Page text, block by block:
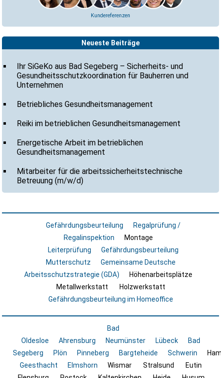
Kundereferenzen
Neueste Beiträge
Ihr SiGeKo aus Bad Segeberg – Sicherheits- und
Gesundheitsschutzkoordination für Bauherren und
Unternehmen
Betriebliches Gesundheitsmanagement
Reiki im betrieblichen Gesundheitsmanagement
Energetische Arbeit im betrieblichen
Gesundheitsmanagement
Mitarbeiter für die arbeitssicherheitstechnische
Betreuung (m/w/d)
Gefährdungsbeurteilung
Regalprüfung /
Regalinspektion
Montage
Leiterprüfung
Gefährdungsbeurteilung
Mutterschutz
Gemeinsame Deutsche
Arbeitsschutzstrategie (GDA)
Höhenarbeitsplätze
Metallwerkstatt
Holzwerkstatt
Gefährdungsbeurteilung im Homeoffice
Bad
Oldesloe
Ahrensburg Neumünster Lübeck
Bad
Segeberg
Plön Pinneberg Bargteheide Schwerin
Geesthacht
Elmshorn Wismar Stralsund
Eutin